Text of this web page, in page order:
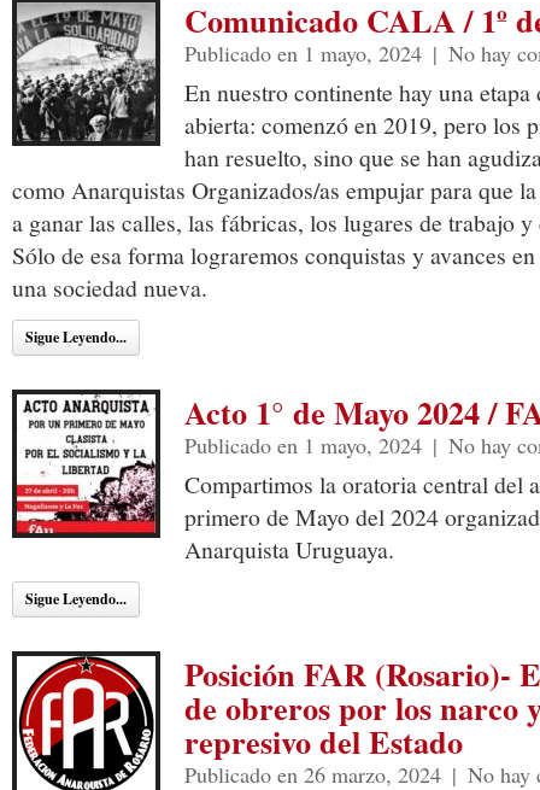
Comunicado CALA / 1º
Publicado en 1 mayo, 2024 | No hay
En nuestro continente hay una
abierta: comenzó en 2019, pero los
han resuelto, sino que se han
como Anarquistas Organizados/as empujar para que
a ganar las calles, las fábricas, los lugares de trabajo
Sólo de esa forma lograremos conquistas y avances
una sociedad nueva.
Sigue Leyendo...
Acto 1° de Mayo 2024 /
Publicado en 1 mayo, 2024 | No hay
Compartimos la oratoria central del
primero de Mayo del 2024
Anarquista Uruguaya.
Sigue Leyendo...
Posición FAR (Rosario)-
de obreros por los narco
represivo del Estado
Publicado en 26 marzo, 2024 | No hay